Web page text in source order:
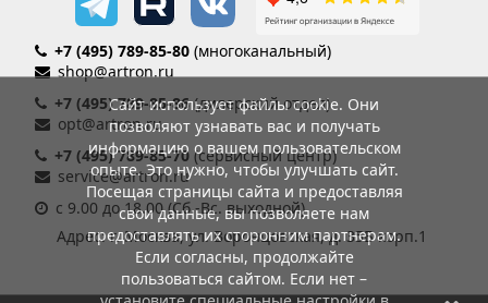
+7 (495) 789-85-80 (многоканальный)
shop@artron.ru
+7 (495) 789-85-86(дилерский отдел)
opt@artron.ru
+7 (495) 789-85-70 (сервисный центр)
service@artron.ru
с 9.00 до 18.00 (Сб.-Вс. выходной)
Адрес: г. Москва, ул. Воронцовская, д. 35Б корп.1
Сайт использует файлы cookie. Они
позволяют узнавать вас и получать
информацию о вашем пользовательском
опыте. Это нужно, чтобы улучшать сайт.
Посещая страницы сайта и предоставляя
свои данные, вы позволяете нам
предоставлять их сторонним партнерам.
Если согласны, продолжайте
пользоваться сайтом. Если нет –